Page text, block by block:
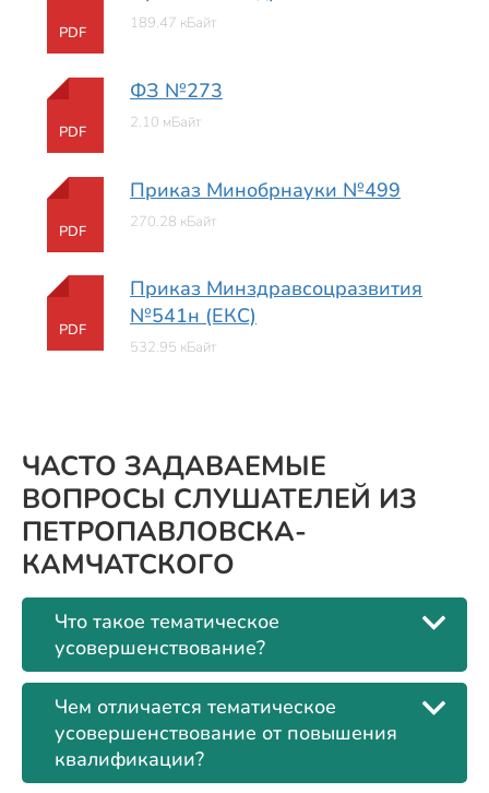
PDF 189.47 кБайт
PDF
ФЗ №273
2.10 мБайт
PDF
Приказ Минобрнауки №499
270.28 кБайт
PDF
Приказ Минздравсоцразвития
№541н (ЕКС)
532.95 кБайт
ЧАСТО ЗАДАВАЕМЫЕ
ВОПРОСЫ СЛУШАТЕЛЕЙ ИЗ
ПЕТРОПАВЛОВСКА-
КАМЧАТСКОГО
Что такое тематическое
усовершенствование?
Чем отличается тематическое
усовершенствование от повышения
квалификации?